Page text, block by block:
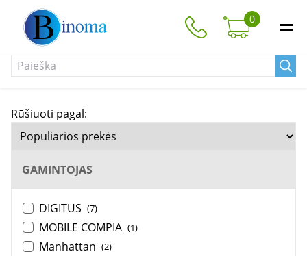
0
Rūšiuoti pagal:
GAMINTOJAS
DIGITUS (7)
MOBILE COMPIA (1)
Manhattan (2)